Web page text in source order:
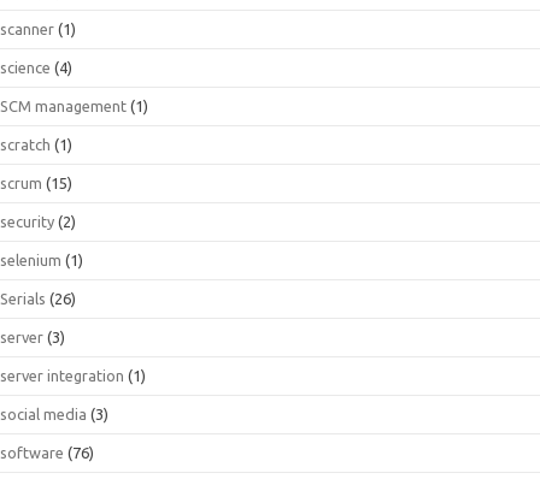
scanner (1)
science (4)
SCM management (1)
scratch (1)
scrum (15)
security (2)
selenium (1)
Serials (26)
server (3)
server integration (1)
social media (3)
software (76)